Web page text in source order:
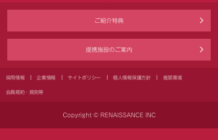
ご紹介特典
提携施設のご案内
採用情報 企業情報 サイトポリシー 個人情報保護方針 推奨環境
会員規約・規則等
Copyright © RENAISSANCE INC